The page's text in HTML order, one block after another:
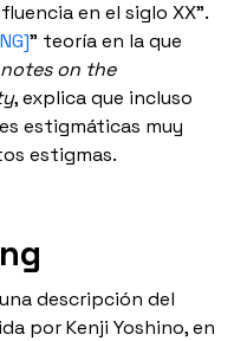
en el siglo XX”.
” teoría en la que
on the
, explica que incluso
estigmáticas muy
estigmas.
descripción del
por Kenji Yoshino, en